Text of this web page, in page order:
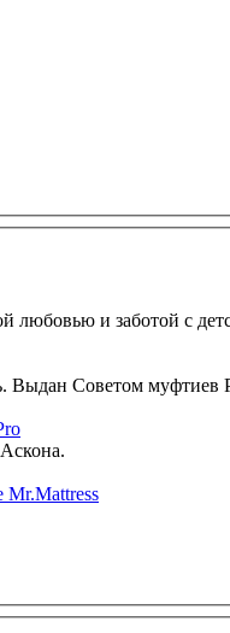
и заботой с
Выдан Советом муфтиев
Mr.Mattress